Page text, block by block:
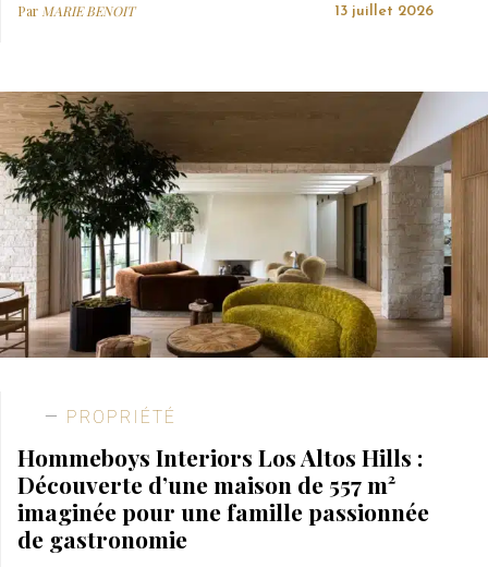
Par MARIE BENOIT 13 juillet 2026
PROPRIÉTÉ
Hommeboys Interiors Los Altos Hills :
Découverte d’une maison de 557 m²
imaginée pour une famille passionnée
de gastronomie